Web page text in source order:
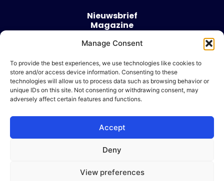
Manage Consent
To provide the best experiences, we use technologies like cookies to
store and/or access device information. Consenting to these
technologies will allow us to process data such as browsing behavior or
unique IDs on this site. Not consenting or withdrawing consent, may
adversely affect certain features and functions.
Accept
Deny
View preferences
Nieuwsbrief
Magazine
Over
Algemene voorwaarden
Cookie beleid
Ik wil adverteren
© 2026 Risk & Business